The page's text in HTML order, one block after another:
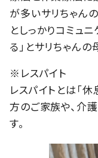
が多いサリちゃん
としっかりコミュ
る」とサリちゃんの
※レスパイト
レスパイトとは「休
方のご家族や、介
す。